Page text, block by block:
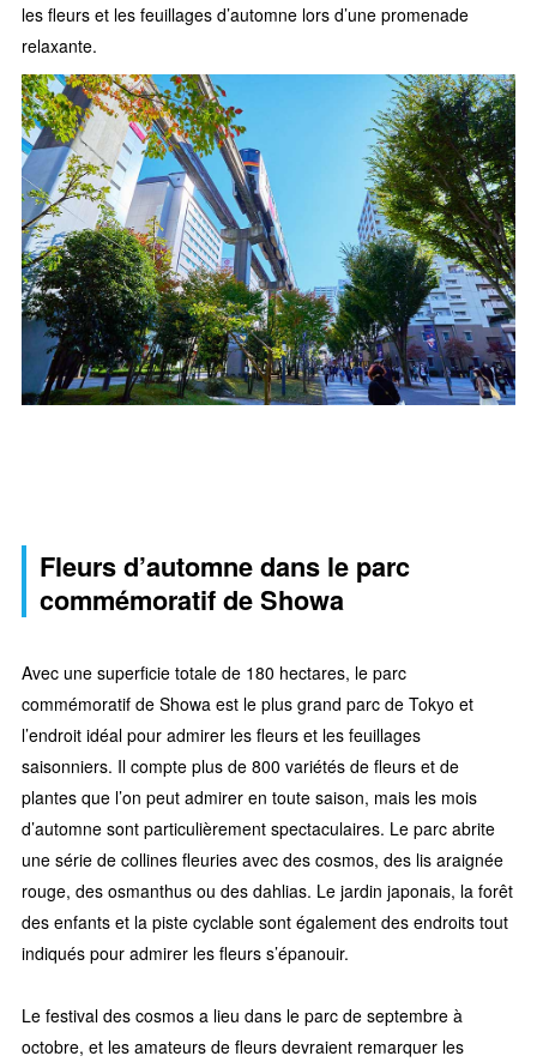
les fleurs et les feuillages d’automne lors d’une promenade
relaxante.
Fleurs d’automne dans le parc
commémoratif de Showa
Avec une superficie totale de 180 hectares, le parc
commémoratif de Showa est le plus grand parc de Tokyo et
l’endroit idéal pour admirer les fleurs et les feuillages
saisonniers. Il compte plus de 800 variétés de fleurs et de
plantes que l’on peut admirer en toute saison, mais les mois
d’automne sont particulièrement spectaculaires. Le parc abrite
une série de collines fleuries avec des cosmos, des lis araignée
rouge, des osmanthus ou des dahlias. Le jardin japonais, la forêt
des enfants et la piste cyclable sont également des endroits tout
indiqués pour admirer les fleurs s’épanouir.
Le festival des cosmos a lieu dans le parc de septembre à
octobre, et les amateurs de fleurs devraient remarquer les